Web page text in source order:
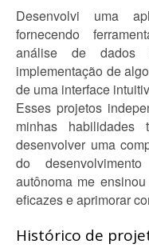
Desenvolvi uma
fornecendo
análise de dados
implementação de
de uma interface
Esses projetos
minhas
desenvolver uma
do
autônoma me
eficazes e aprimorar
Histórico de